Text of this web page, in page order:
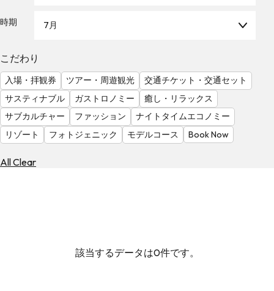
る
気
を
見
る
時期 7月
こだわり
入場・拝観券 ツアー・周遊観光
交通チケット・交通セット
サスティナブル
ガストロノミー
癒し・リラックス
サブカルチャー
ファッション
ナイトタイムエコノミー
リゾート
フォトジェニック モデルコース Book Now
All Clear
該当するデータは0件です。